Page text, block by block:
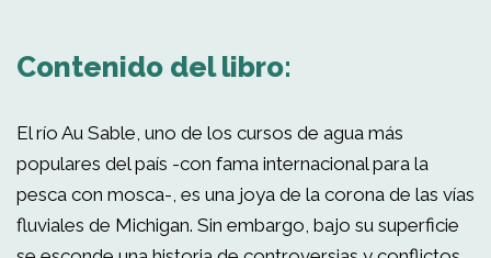
Contenido del libro:
El río Au Sable, uno de los cursos de agua más
populares del país -con fama internacional para la
pesca con mosca-, es una joya de la corona de las vías
fluviales de Michigan. Sin embargo, bajo su superficie